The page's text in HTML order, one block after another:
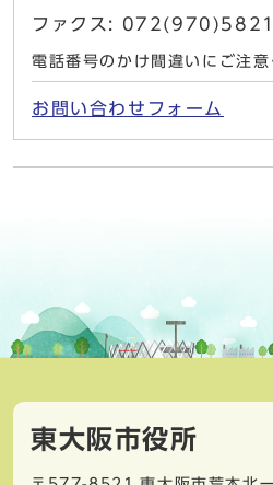
ファクス: 072(970)5821
電話番号のかけ間違いにご注意
お問い合わせフォーム
東大阪市役所